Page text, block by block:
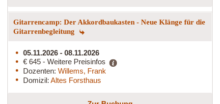
Gitarrencamp: Der Akkordbaukasten - Neue Klänge für die
Gitarrenbegleitung
05.11.2026 - 08.11.2026
€ 645 - Weitere Preisinfos
Dozenten: Willems, Frank
Domizil: Altes Forsthaus